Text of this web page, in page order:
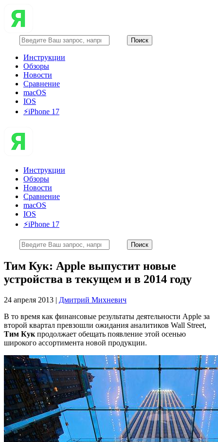
Инструкции
Обзоры
Новости
Сравнение
macOS
IOS
⚡️iPhone 17
Инструкции
Обзоры
Новости
Сравнение
macOS
IOS
⚡️iPhone 17
Тим Кук: Apple выпустит новые
устройства в текущем и в 2014 году
24 апреля 2013 | Дмитрий Михневич
В то время как финансовые результаты деятельности Apple за
второй квартал превзошли ожидания аналитиков Wall Street,
Тим Кук продолжает обещать появление этой осенью
широкого ассортимента новой продукции.